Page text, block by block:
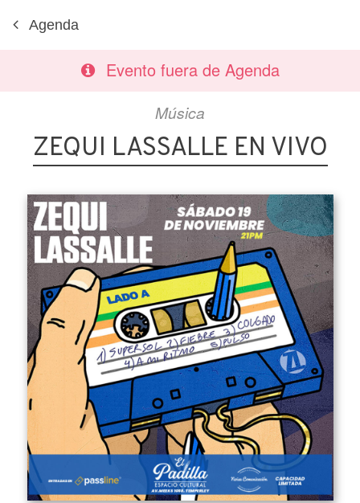
Agenda
Evento fuera de Agenda
Música
ZEQUI LASSALLE EN VIVO